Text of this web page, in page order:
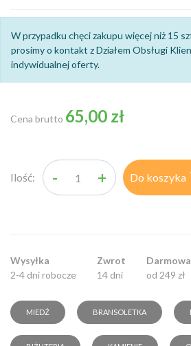
W przypadku chęci zakupu więcej niż 15
prosimy o kontakt z Działem Obsługi
indywidualnej oferty.
Cena brutto 65,00 zł
Ilość: - + Do koszyka
Wysyłka
2-4 dni robocze
Zwrot
14 dni
od 249 zł
MIEDŹ BRANSOLETKA